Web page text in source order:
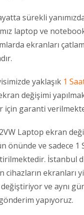
sürekli
laptop ve
ekranları
yaklaşık 1
değişimi
için garanti
Laptop ekran
önünde ve sadece 1
İstanbul
cihazların ekranları
ve aynı
yapıyoruz.